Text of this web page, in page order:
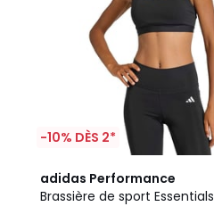
-10% DÈS 2*
adidas Performance
Brassière de sport Essentials
5
/